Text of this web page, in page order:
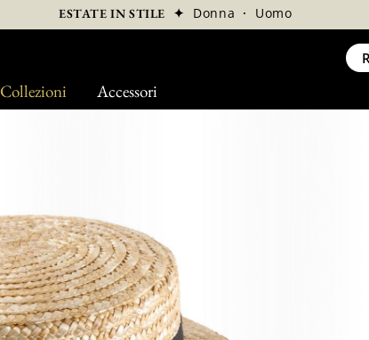
Collezioni Accessori
ESTATE IN STILE ✦ Donna · Uomo